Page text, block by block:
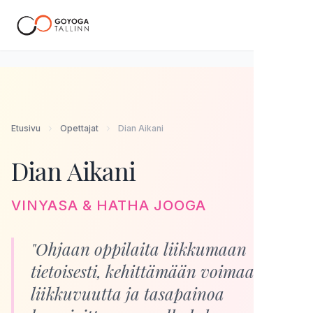
Etusivu Opettajat Dian Aikani
Dian Aikani
VINYASA & HATHA JOOGA
"Ohjaan oppilaita liikkumaan
tietoisesti, kehittämään voimaa,
liikkuvuutta ja tasapainoa